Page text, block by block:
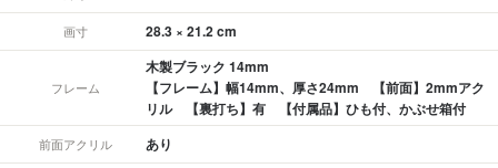
画寸 28.3 × 21.2 cm
フレーム
木製ブラック 14mm
【フレーム】幅14mm、厚さ24mm 【前面】2mmアク
リル 【裏打ち】有 【付属品】ひも付、かぶせ箱付
前面アクリル あり